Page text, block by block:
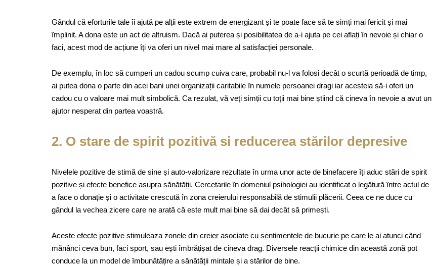
Gândul că eforturile tale îi ajută pe alții este extrem de energizant și te poate face să te simți mai fericit și mai
împlinit. A dona este un act de altruism. Dacă ai puterea și posibilitatea de a-i ajuta pe cei aflați în nevoie și chiar o
faci, acest mod de acțiune îți va oferi un nivel mai mare al satisfacției personale.
De exemplu, în loc să cumperi un cadou scump cuiva care, probabil nu-l va folosi decât o scurtă perioadă de timp,
ai putea dona o parte din acei bani unei organizații caritabile în numele persoanei dragi iar acesteia să-i oferi un
cadou cu o valoare mai mult simbolică. Ca rezulat, vă veți simții cu toții mai bine știind că cineva în nevoie a avut un
ajutor nesperat din partea voastră.
2. O stare de spirit pozitivă si reducerea stărilor depresive
Nivelele pozitive de stimă de sine și auto-valorizare rezultate în urma unor acte de binefacere îți aduc stări de spirit
pozitive și efecte benefice asupra sănătății. Cercetarile în domeniul psihologiei au identificat o legătură între actul de
a face o donație și o activitate crescută în zona creierului responsabilă de stimulii plăcerii. Ceea ce ne duce cu
gândul la vechea zicere care ne arată că este mult mai bine să dai decât să primești.
Aceste efecte pozitive stimuleaza zonele din creier asociate cu sentimentele de bucurie pe care le ai atunci când
mănânci ceva bun, faci sport, sau ești îmbrățișat de cineva drag. Diversele reacții chimice din această zonă pot
conduce la un model de îmbunătățire a sănătății mintale și a stărilor de bine.